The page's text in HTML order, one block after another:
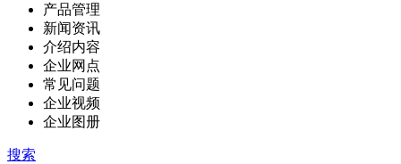
产品管理
新闻资讯
介绍内容
企业网点
常见问题
企业视频
企业图册
搜索